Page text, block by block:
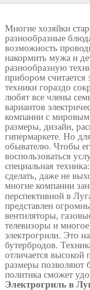
Многие хозяйки
разнообразные
возможность
накормить мужа и
разнообразную
прибором считается
техники гораздо
любят все члены
вариантов
компании с
размеры, дизайн,
гипермаркете. Но
обывателю. Чтобы
воспользоваться
специальная
сделать, даже не
многие компании
перспективной в
представлен
вентиляторы,
телевизоры и
электрогрили. Это
бутербродов.
отличается
размеры позволяют
политика сможет
Электрогриль в